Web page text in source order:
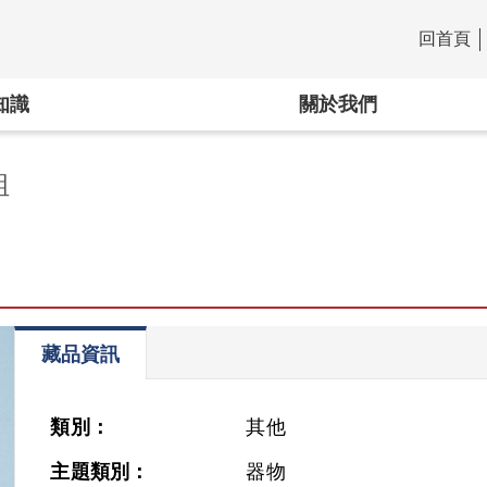
:::
回首頁
識 關於我們
藏品資訊
類別： 其他
主題類別： 器物